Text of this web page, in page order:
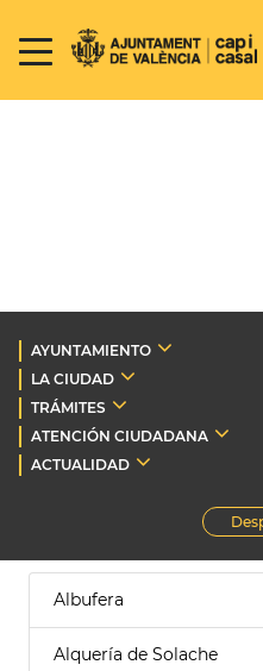
AYUNTAMIENTO
LA CIUDAD
TRÁMITES
ATENCIÓN CIUDADANA
ACTUALIDAD
Albufera
Alquería de Solache